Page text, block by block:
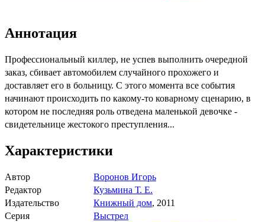
Аннотация
Профессиональный киллер, не успев выполнить очередной
заказ, сбивает автомобилем случайного прохожего и
доставляет его в больницу. С этого момента все события
начинают происходить по какому-то коварному сценарию, в
котором не последняя роль отведена маленькой девочке -
свидетельнице жестокого преступления...
Характеристики
Автор
Воронов Игорь
Редактор
Кузьмина Т. Е.
Издательство
Книжный дом, 2011
Серия
Выстрел